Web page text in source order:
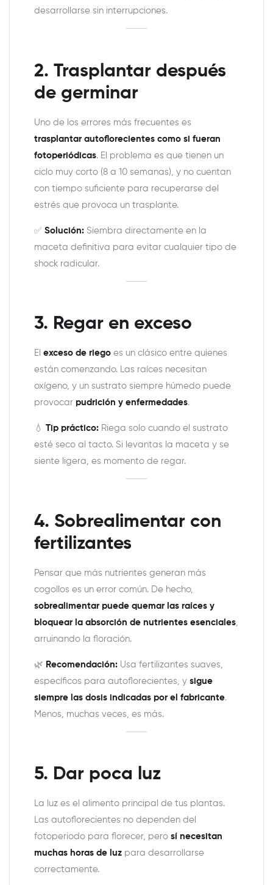
desarrollarse sin interrupciones.
2. Trasplantar después
de germinar
Uno de los errores más frecuentes es
trasplantar autoflorecientes como si fueran
fotoperiódicas. El problema es que tienen un
ciclo muy corto (8 a 10 semanas), y no cuentan
con tiempo suficiente para recuperarse del
estrés que provoca un trasplante.
✅ Solución: Siembra directamente en la
maceta definitiva para evitar cualquier tipo de
shock radicular.
3. Regar en exceso
El exceso de riego es un clásico entre quienes
están comenzando. Las raíces necesitan
oxígeno, y un sustrato siempre húmedo puede
provocar pudrición y enfermedades.
💧 Tip práctico: Riega solo cuando el sustrato
esté seco al tacto. Si levantas la maceta y se
siente ligera, es momento de regar.
4. Sobrealimentar con
fertilizantes
Pensar que más nutrientes generan más
cogollos es un error común. De hecho,
sobrealimentar puede quemar las raíces y
bloquear la absorción de nutrientes esenciales
arruinando la floración.
🌿 Recomendación: Usa fertilizantes suaves,
específicos para autoflorecientes, y sigue
siempre las dosis indicadas por el fabricante.
Menos, muchas veces, es más.
5. Dar poca luz
La luz es el alimento principal de tus plantas.
Las autoflorecientes no dependen del
fotoperiodo para florecer, pero sí necesitan
muchas horas de luz para desarrollarse
correctamente.